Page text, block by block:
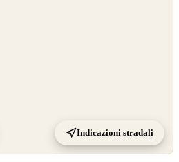
Indicazioni stradali